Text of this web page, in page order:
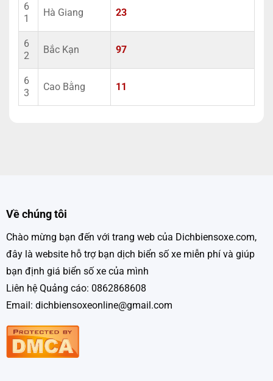
6
1
Hà Giang 23
6
2
Bắc Kạn 97
6
3
Cao Bằng 11
Về chúng tôi
Chào mừng bạn đến với trang web của Dichbiensoxe.com,
đây là website hỗ trợ bạn dịch biển số xe miễn phí và giúp
bạn định giá biển số xe của mình
Liên hệ Quảng cáo: 0862868608
Email: dichbiensoxeonline@gmail.com